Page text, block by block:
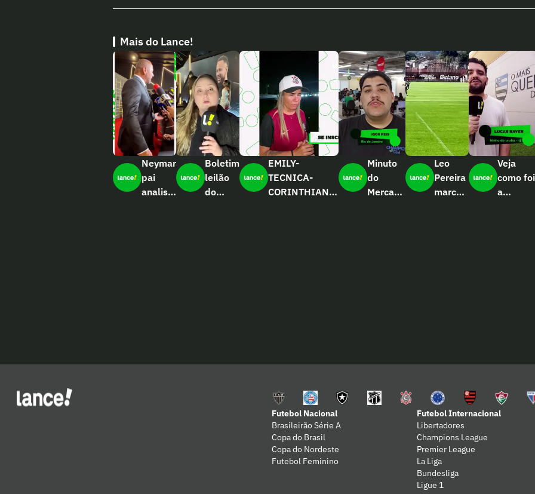
Mais do Lance!
Neymar
pai
analisa
Boletim
leilão
do
EMILY-
TECNICA-
CORINTHIANS-
Minuto
do
Mercado
Leo
Pereira
marca
Veja
como foi
a
Futebol Nacional
Brasileirão Série A
Copa do Brasil
Copa do Nordeste
Futebol Feminino
Futebol Internacional
Libertadores
Champions League
Premier League
La Liga
Bundesliga
Ligue 1